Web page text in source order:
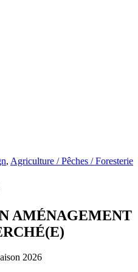
, Agriculture / Pêches / Foresterie
AMÉNAGEMENT
2026